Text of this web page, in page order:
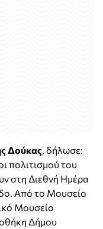
Δούκας, δήλωσε:
πολιτισμού του
στη Διεθνή Ημέρα
Από το Μουσείο
Μουσείο
Δήμου